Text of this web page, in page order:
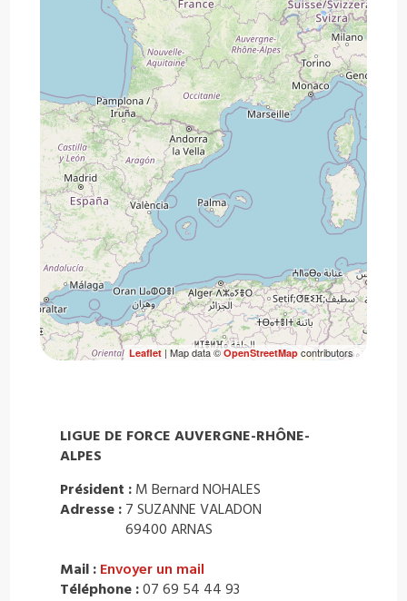
Leaflet| Map data ©OpenStreetMapcontributors
LIGUE DE FORCE AUVERGNE-RHÔNE-
ALPES
Président : M Bernard NOHALES
Adresse : 7 SUZANNE VALADON
69400 ARNAS
Mail : Envoyer un mail
Téléphone :07 69 54 44 93